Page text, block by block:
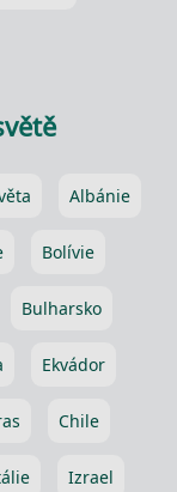
Albánie
Bolívie
Bulharsko
Ekvádor
Chile
Izrael